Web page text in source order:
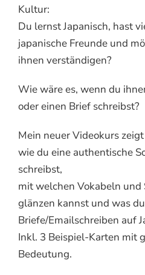
Kultur:
Du lernst Japanisch, hast
japanische Freunde und
ihnen verständigen?
Wie wäre es, wenn du
oder einen Brief schreibst?
Mein neuer Videokurs
wie du eine authentische
schreibst,
mit welchen Vokabeln
glänzen kannst und was
Briefe/Emailschreiben auf
Inkl. 3 Beispiel-Karten mit
Bedeutung.